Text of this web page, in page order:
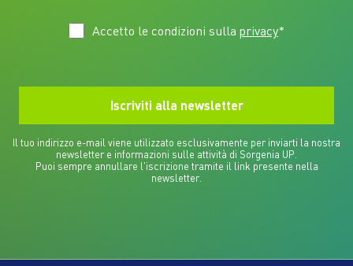
Accetto le condizioni sulla privacy*
Il tuo indirizzo e-mail viene utilizzato esclusivamente per inviarti la nostra
newsletter e informazioni sulle attività di Sorgenia UP.
Puoi sempre annullare l'iscrizione tramite il link presente nella
newsletter.